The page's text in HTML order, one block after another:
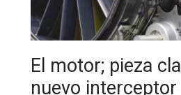
El motor; pieza
nuevo interceptor